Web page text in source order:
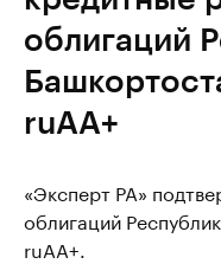
облигаций
ruAA+
«Эксперт РА»
облигаций
ruAA+.